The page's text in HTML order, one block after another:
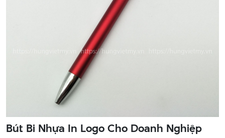
Bút Bi Nhựa In Logo Cho Doanh Nghiệp